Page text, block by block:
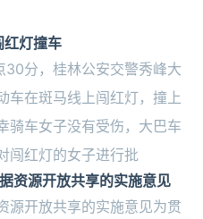
灯撞车
30分，桂林公安交警秀峰大
车在斑马线上闯红灯，撞上
骑车女子没有受伤，大巴车
闯红灯的女子进行批
资源开放共享的实施意见
源开放共享的实施意见为贯